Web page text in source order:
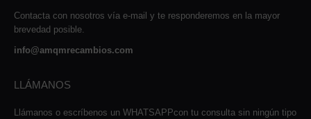
Contacta con nosotros vía e-mail y te responderemos en la mayor
brevedad posible.
info@amqmrecambios.com
LLÁMANOS
Llámanos o escríbenos un WHATSAPPcon tu consulta sin ningún tipo